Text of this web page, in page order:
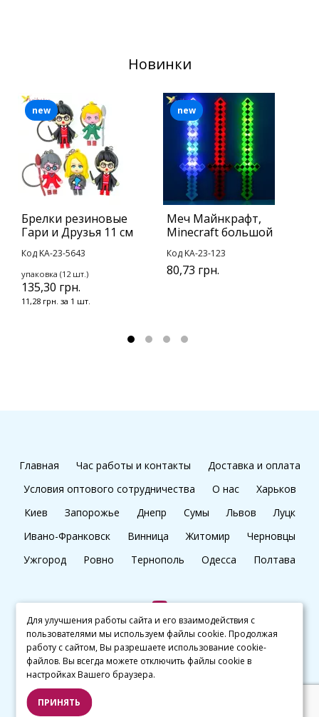
Новинки
Брелки резиновые
Гари и Друзья 11 см
Код KA-23-5643
упаковка (12 шт.)
135,30 грн.
11,28 грн. за 1 шт.
new
Меч Майнкрафт,
Minecraft большой
Код KA-23-123
80,73 грн.
new
Главная Час работы и контакты
Доставка и оплата
Условия оптового сотрудничества
О нас
Харьков
Киев
Запорожье Днепр Сумы Львов
Луцк
Ивано-Франковск
Винница Житомир
Черновцы
Ужгород
Ровно Тернополь Одесса Полтава
+38 (097) 045 65 77
© kalibri.top 2016–2026
Для улучшения работы сайта и его взаимодействия с
пользователями мы используем файлы cookie. Продолжая
работу с сайтом, Вы разрешаете использование cookie-
файлов. Вы всегда можете отключить файлы cookie в
настройках Вашего браузера.
ПРИНЯТЬ